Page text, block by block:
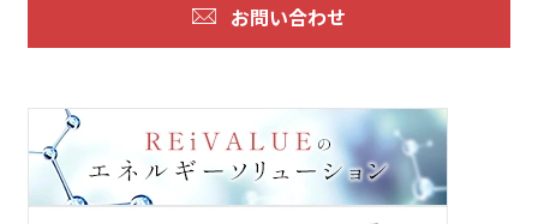
お問い合わせ